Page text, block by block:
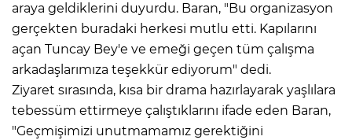
araya geldiklerini duyurdu. Baran, "Bu organizasyon
gerçekten buradaki herkesi mutlu etti. Kapılarını
açan Tuncay Bey'e ve emeği geçen tüm çalışma
arkadaşlarımıza teşekkür ediyorum" dedi.
Ziyaret sırasında, kısa bir drama hazırlayarak yaşlılara
tebessüm ettirmeye çalıştıklarını ifade eden Baran,
"Geçmişimizi unutmamamız gerektiğini